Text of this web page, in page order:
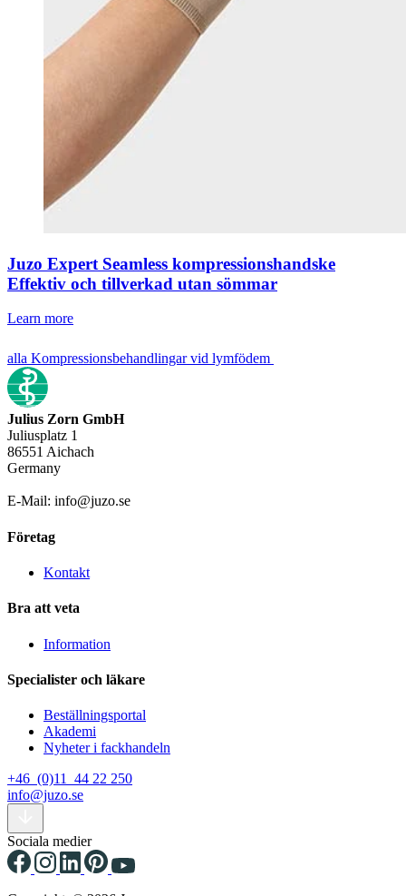
Juzo Expert Seamless kompressionshandske
Effektiv och tillverkad utan sömmar
Learn more
alla Kompressionsbehandlingar vid lymfödem
Julius Zorn GmbH
Juliusplatz 1
86551 Aichach
Germany
E-Mail: info@juzo.se
Företag
Kontakt
Bra att veta
Information
Specialister och läkare
Beställningsportal
Akademi
Nyheter i fackhandeln
+46 (0)11 44 22 250
info@juzo.se
Sociala medier